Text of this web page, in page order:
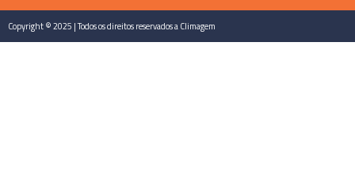
Copyright © 2025 | Todos os direitos reservados a Climagem